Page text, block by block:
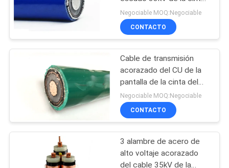
FÁBRICA
CONTROL
CALIDAD
CONTACTO
NOTICIAS
pvc cables aislados
del cable eléctrico
197
del cobre del cable
eléctrico del alambre de
acero del conductor
Negociable MOQ:Negociable
CONTACTO
Cable de transmisión
acorazado del CU de la
pantalla de la cinta del
cobre del cable eléctrico
de la cinta del acero
inoxidable
Negociable MOQ:Negociable
CONTACTO
3 alambre de acero de
alto voltaje acorazado
del cable 35kV de la